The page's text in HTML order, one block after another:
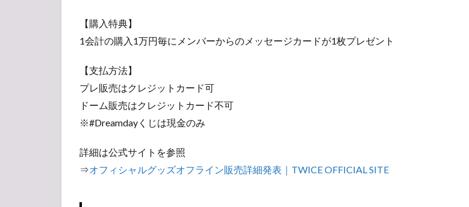
（在
庫）
グッ
ズ待
機・
販売
列・
時間
【購入特典】
1会計の購入1万円毎にメンバーからのメッセージカードが1枚プレゼント
【支払方法】
プレ販売はクレジットカード可
ドーム販売はクレジットカード不可
※#Dreamdayくじは現金のみ
詳細は公式サイトを参照
⇒オフィシャルグッズオフライン販売詳細発表｜TWICE OFFICIAL SITE